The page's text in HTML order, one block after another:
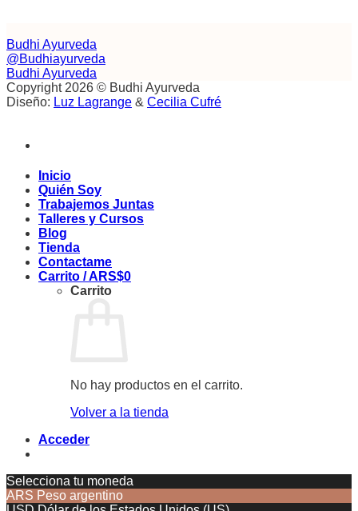
Budhi Ayurveda
@Budhiayurveda
Budhi Ayurveda
Copyright 2026 © Budhi Ayurveda
Diseño: Luz Lagrange & Cecilia Cufré
Inicio
Quién Soy
Trabajemos Juntas
Talleres y Cursos
Blog
Tienda
Contactame
Carrito /ARS$0
Carrito
No hay productos en el carrito.
Volver a la tienda
Acceder
Selecciona tu moneda
ARS Peso argentino